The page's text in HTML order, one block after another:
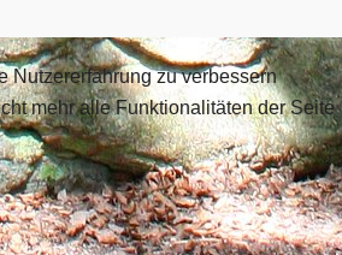
Nutzererfahrung zu verbessern
mehr alle Funktionalitäten der Seite